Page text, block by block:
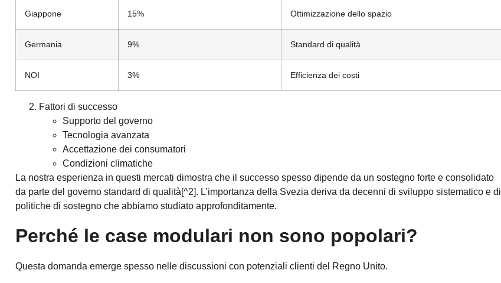
Giappone 15% Ottimizzazione dello spazio
Germania 9% Standard di qualità
NOI 3% Efficienza dei costi
Fattori di successo
Supporto del governo
Tecnologia avanzata
Accettazione dei consumatori
Condizioni climatiche
La nostra esperienza in questi mercati dimostra che il successo spesso dipende da un sostegno forte e consolidato
da parte del governo standard di qualità[^2]. L’importanza della Svezia deriva da decenni di sviluppo sistematico e di
politiche di sostegno che abbiamo studiato approfonditamente.
Perché le case modulari non sono popolari?
Questa domanda emerge spesso nelle discussioni con potenziali clienti del Regno Unito.